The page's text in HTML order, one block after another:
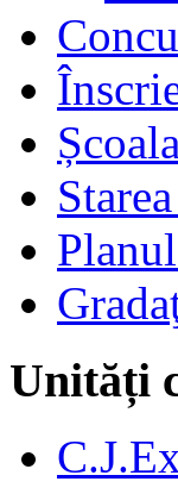
Unități